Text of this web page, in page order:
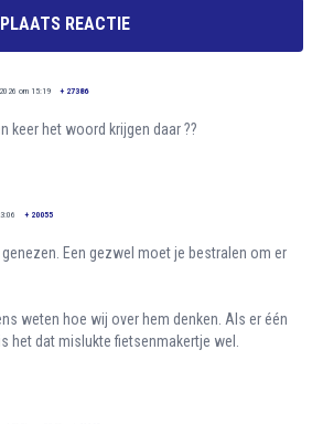
PLAATS REACTIE
om 15:19 + 27386
keer het woord krijgen daar ??
+ 20055
Een gezwel moet je bestralen om er
weten hoe wij over hem denken. Als er één
het dat mislukte fietsenmakertje wel.